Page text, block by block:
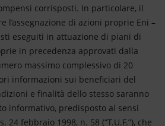
corrisposti. In particolare, il
l’assegnazione di azioni proprie Eni –
eseguiti in attuazione di piani di
in precedenza approvati dalla
massimo complessivo di 20
informazioni sui beneficiari del
e finalità dello stesso saranno
informativo, predisposto ai sensi
24 febbraio 1998, n. 58 (“T.U.F.”), che